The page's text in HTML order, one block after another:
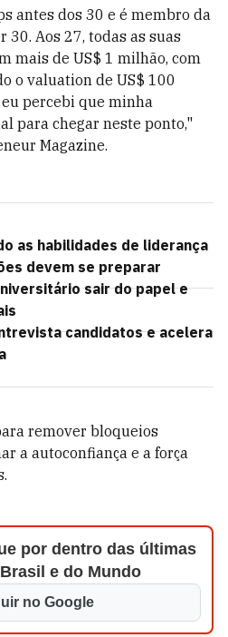
antes dos 30 e é membro da
Aos 27, todas as suas
mais de US$ 1 milhão, com
o valuation de US$ 100
percebi que minha
para chegar neste ponto,"
Magazine.
as habilidades de liderança
devem se preparar
sair do papel e
candidatos e acelera
remover bloqueios
a autoconfiança e a força
por dentro das últimas
e do Mundo
no Google